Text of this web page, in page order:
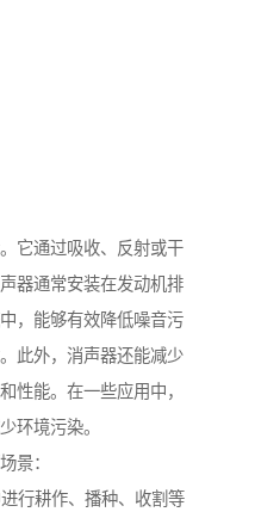
它通过吸收、反射或干
器通常安装在发动机排
，能够有效降低噪音污
此外，消声器还能减少
性能。在一些应用中，
环境污染。
景：
行耕作、播种、收割等